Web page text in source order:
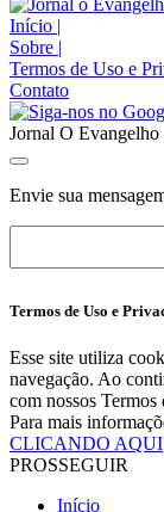
Início |
Sobre |
Termos de Uso e
Contato
Jornal O
Envie sua
Termos de Uso e
Esse site utiliza
navegação. Ao
com nossos
Para mais
CLICANDO AQUI
PROSSEGUIR
Início